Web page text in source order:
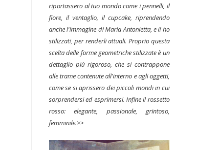
riportassero al tuo mondo come i pennelli, il
fiore, il ventaglio, il cupcake, riprendendo
anche l'immagine di Maria Antonietta, e li ho
stilizzati, per renderli attuali. Proprio questa
scelta delle forme geometriche stilizzate è un
dettaglio più rigoroso, che si contrappone
alle trame contenute all'interno e agli oggetti,
come se si aprissero dei piccoli mondi in cui
sorprendersi ed esprimersi. Infine il rossetto
rosso: elegante, passionale, grintoso,
femminile.>>